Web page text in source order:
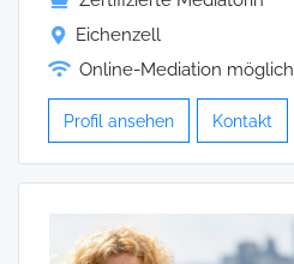
Eichenzell
Online-Mediation möglich
Profil ansehen Kontakt